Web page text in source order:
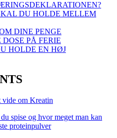
DU HOLDE MELLEM
DINE PENGE
PÅ FERIE
HOLDE EN HØJ
vide om Kreatin
spise og hvor meget man kan
proteinpulver